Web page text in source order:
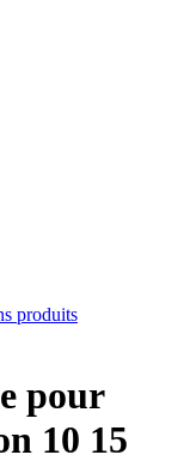
produits
pour
10 15